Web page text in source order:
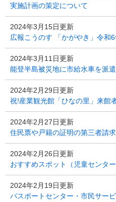
実施計画の策定について
2024年3月15日更新
広報こうのす 「かがやき」令和
2024年3月11日更新
能登半島被災地に市給水車を派
2024年2月29日更新
祝!産業観光館「ひなの里」来館
2024年2月27日更新
住民票や戸籍の証明の第三者請
2024年2月26日更新
おすすめスポット（児童センター
2024年2月19日更新
パスポートセンター・市民サー